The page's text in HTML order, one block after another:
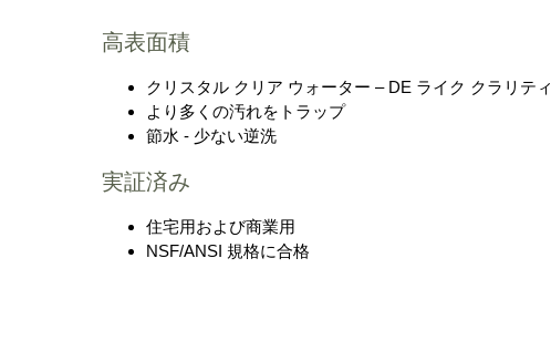
高表面積
クリスタル クリア ウォーター – DE ライク クラリティ
より多くの汚れをトラップ
節水 - 少ない逆洗
実証済み
住宅用および商業用
NSF/ANSI 規格に合格